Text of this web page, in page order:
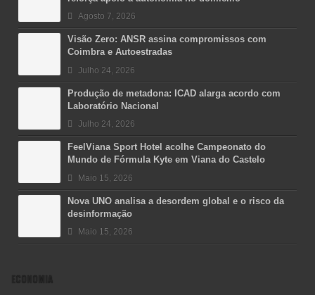
Agosto 7, 2026
Visão Zero: ANSR assina compromissos com
Coimbra e Autoestradas
Julho 24, 2026
Produção de metadona: ICAD alarga acordo com
Laboratório Nacional
Julho 24, 2026
FeelViana Sport Hotel acolhe Campeonato do
Mundo de Fórmula Kyte em Viana do Castelo
Maio 15, 2026
Nova UNO analisa a desordem global e o risco da
desinformação
Maio 15, 2026
ECONOMIA